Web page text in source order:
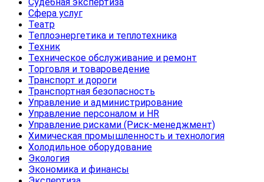
Сфера услуг
Театр
Теплоэнергетика и теплотехника
Техник
Техническое обслуживание и ремонт
Торговля и товароведение
Транспорт и дороги
Транспортная безопасность
Управление и администрирование
Управление персоналом и HR
Управление рисками (Риск-менеджмент)
Химическая промышленность и технология
Холодильное оборудование
Экология
Экономика и финансы